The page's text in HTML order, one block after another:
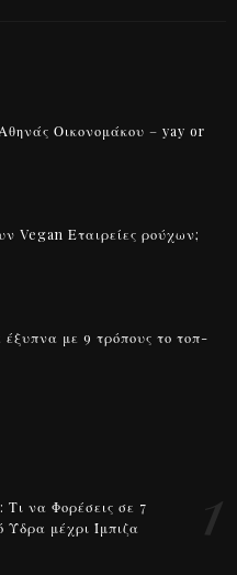
Οικονομάκου – yay or
Vegan Εταιρείες ρούχων;
με 9 τρόπους το τοπ-
να Φορέσεις σε 7
μέχρι Ίμπιζα
1